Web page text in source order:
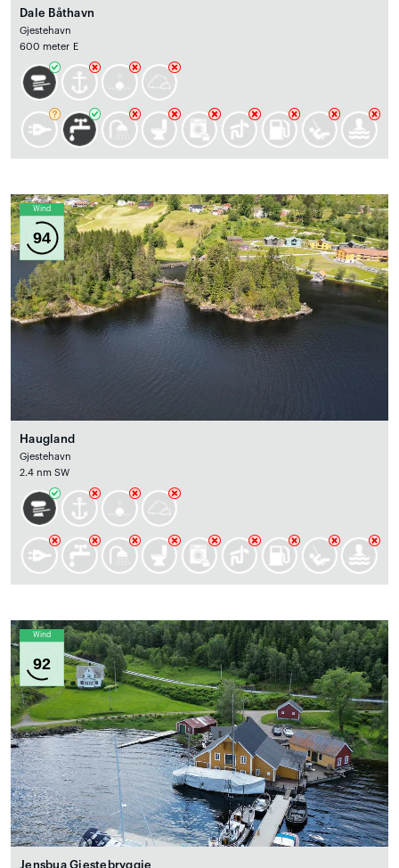
Dale Båthavn
Gjestehavn
600 meter E
Wind
94
Haugland
Gjestehavn
2.4 nm SW
Wind
92
Jensbua Gjestebryggje